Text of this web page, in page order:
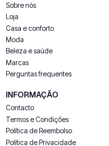
Sobre nós
Loja
Casa e conforto
Moda
Beleza e saúde
Marcas
Perguntas frequentes
INFORMAÇÃO
Contacto
Termos e Condições
Política de Reembolso
Política de Privacidade